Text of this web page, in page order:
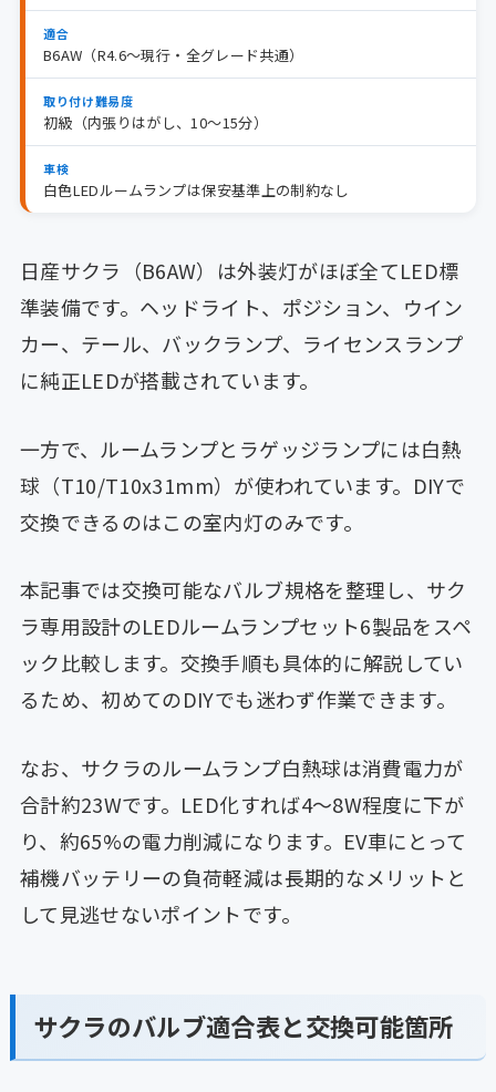
適合
B6AW（R4.6〜現行・全グレード共通）
取り付け難易度
初級（内張りはがし、10〜15分）
車検
白色LEDルームランプは保安基準上の制約なし
日産サクラ（B6AW）は外装灯がほぼ全てLED標
準装備です。ヘッドライト、ポジション、ウイン
カー、テール、バックランプ、ライセンスランプ
に純正LEDが搭載されています。
一方で、ルームランプとラゲッジランプには白熱
球（T10/T10x31mm）が使われています。DIYで
交換できるのはこの室内灯のみです。
本記事では交換可能なバルブ規格を整理し、サク
ラ専用設計のLEDルームランプセット6製品をスペ
ック比較します。交換手順も具体的に解説してい
るため、初めてのDIYでも迷わず作業できます。
なお、サクラのルームランプ白熱球は消費電力が
合計約23Wです。LED化すれば4〜8W程度に下が
り、約65%の電力削減になります。EV車にとって
補機バッテリーの負荷軽減は長期的なメリットと
して見逃せないポイントです。
サクラのバルブ適合表と交換可能箇所